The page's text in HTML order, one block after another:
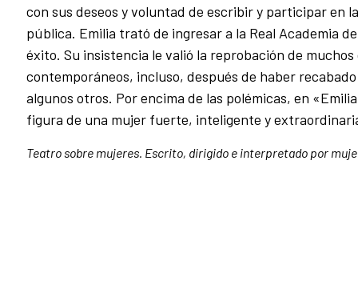
con sus deseos y voluntad de escribir y participar en
pública. Emilia trató de ingresar a la Real Academia
éxito. Su insistencia le valió la reprobación de muchos
contemporáneos, incluso, después de haber
algunos otros. Por encima de las polémicas, en
figura de una mujer fuerte, inteligente y
Teatro sobre mujeres. Escrito, dirigido e interpretado por